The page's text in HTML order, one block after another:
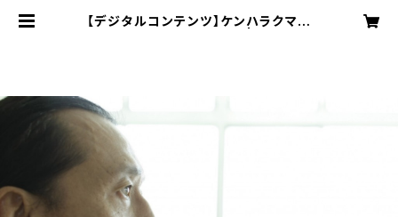
【デジタルコンテンツ】ケンハラクマ早